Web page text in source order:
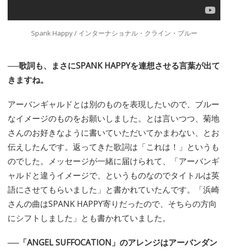
Spank Happy / インターナショナル・クライン・ブルー
──歌詞も、まさにSPANK HAPPYを連想させる言葉が出て
きますね。
アーバンギャルドとは別のものを表現したいので、ブルー
なイメージのものをお願いしました。とは言いつつ、菊地
さんのお好きなように書いていただいてかまわない、とお
伝えしたんです。返ってきた歌詞は「これは！」というも
のでした。メッセージが一緒に届けられて、「アーバンギ
ャルドと違うイメージで、というものなのでタイトルは英
語にさせてもらいました」と書かれていたんです。「浜崎
さんの曲はSPANK HAPPY寄りだったので、そちらの方向
にシフトしました」とも書かれていました。
──「ANGEL SUFFOCATION」のアレンジはアーバンダン